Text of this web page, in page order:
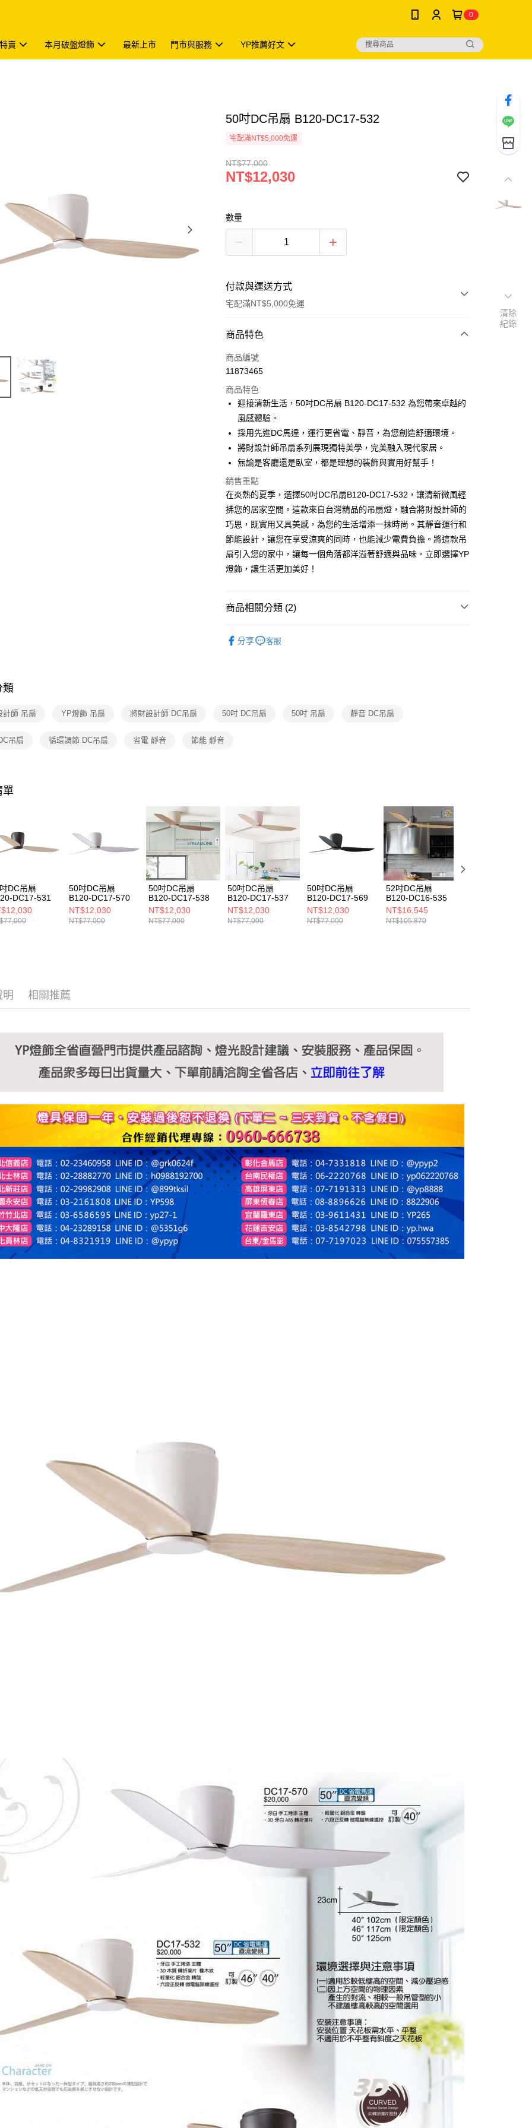
0
賣 本月破盤燈飾 最新上市 門市與服務 YP推薦好文
50吋DC吊扇 B120-DC17-532
宅配滿NT$5,000免運
NT$77,000
NT$12,030
數量
付款與運送方式
宅配滿NT$5,000免運
付款方式
信用卡一次付款
Apple Pay
街口支付
悠遊付
Google Pay
全盈+PAY
AFTEE先享後付
相關說明
【關於「AFTEE先享後付」】
AFTEE先享後付是「在收到商品之後才付款」的支付方式。 讓您購物簡單
便利好安心！
１．簡單：不需註冊會員、不需綁卡、不需儲值。
【「AFTEE先享後付」結帳流程】
２．訂單成立數日內，您將收到繳費通知簡訊。
是否繳費成功／繳費後需取消欲退款等相關疑問，請聯繫「AFTEE先享後
３．未成年的使用者請事先徵得法定代理人或監護人之同意方可使用
「AFTEE先享後付」，若未經同意申辦者引起之損失，本公司不負相關責
任。
４．使用「AFTEE先享後付」時，將依據個別帳號之用戶狀況，依本公司
即時審查核予不同之上限額度；若仍有額度不足之情形，本公司將視審查
結果請求用戶進行身份認證。
５．嚴禁一人註冊多個帳號或使用他人資訊註冊。若發現惡意使用之情
形，恩沛科技股份有限公司將有權停止該用戶之使用額度並採取法律行
動。
ATM付款
新竹貨運宅配
商品特色
商品編號
11873465
商品特色
迎接清新生活，50吋DC吊扇 B120-DC17-532 為您帶來卓越的
風感體驗。
採用先進DC馬達，運行更省電、靜音，為您創造舒適環境。
將財設計師吊扇系列展現獨特美學，完美融入現代家居。
無論是客廳還是臥室，都是理想的裝飾與實用好幫手！
銷售重點
在炎熱的夏季，選擇50吋DC吊扇B120-DC17-532，讓清新微風輕
拂您的居家空間。這款來自台灣精品的吊扇燈，融合將財設計師的
巧思，既實用又具美感，為您的生活增添一抹時尚。其靜音運行和
節能設計，讓您在享受涼爽的同時，也能減少電費負擔。將這款吊
扇引入您的家中，讓每一個角落都洋溢著舒適與品味。立即選擇YP
燈飾，讓生活更加美好！
商品相關分類 (2)
分享 客服
類
計師 吊扇 YP燈飾 吊扇 將財設計師 DC吊扇 50吋 DC吊扇 50吋 吊扇 靜音 DC吊扇
吊扇 循環調節 DC吊扇 省電 靜音 節能 靜音
單
DC吊扇
DC17-531
50吋DC吊扇
B120-DC17-570
NT$12,030
NT$77,000
50吋DC吊扇
B120-DC17-538
NT$12,030
NT$77,000
50吋DC吊扇
B120-DC17-537
NT$12,030
NT$77,000
50吋DC吊扇
B120-DC17-569
NT$12,030
NT$77,000
52吋DC吊扇
B120-DC16-535
NT$16,545
NT$105,870
明 相關推薦
清除
紀錄